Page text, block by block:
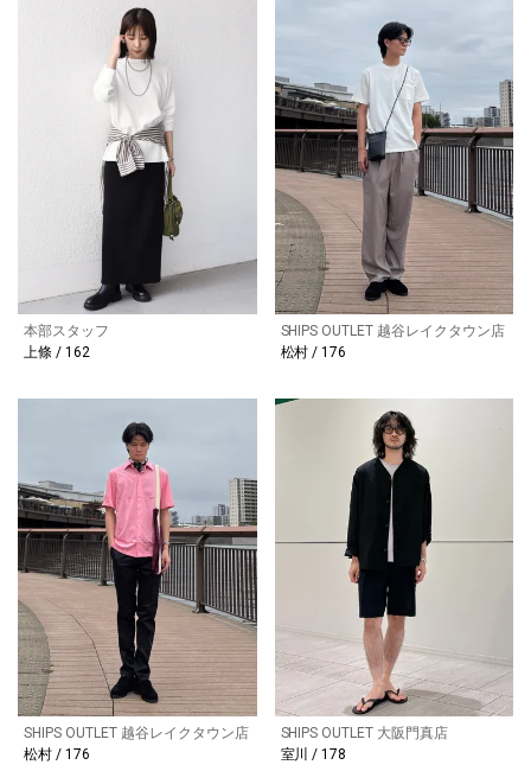
本部スタッフ
上條 / 162
SHIPS OUTLET 越谷レイクタウン店
松村 / 176
SHIPS OUTLET 越谷レイクタウン店
松村 / 176
SHIPS OUTLET 大阪門真店
室川 / 178